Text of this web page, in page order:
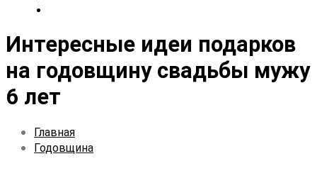
Интересные идеи подарков
на годовщину свадьбы мужу
6 лет
Главная
Годовщина